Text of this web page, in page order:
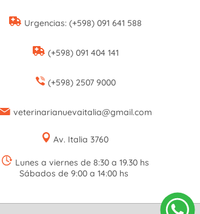
Urgencias: (+598) 091 641 588
(+598) 091 404 141
(+598) 2507 9000
veterinarianuevaitalia@gmail.com
Av. Italia 3760
Lunes a viernes de 8:30 a 19.30 hs
Sábados de 9:00 a 14:00 hs